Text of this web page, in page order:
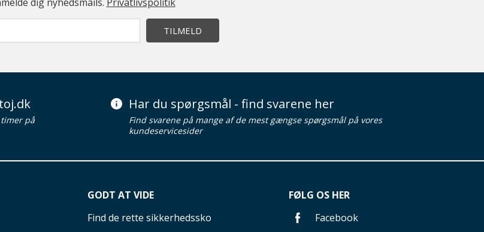
TILMELD
på
Har du spørgsmål - find svarene her
Find svarene på mange af de mest gængse spørgsmål på vores
kundeservicesider
GODT AT VIDE
Find de rette sikkerhedssko
FØLG OS HER
Facebook